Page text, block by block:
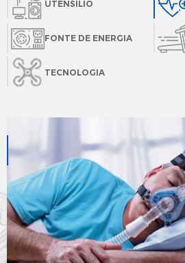
UTENSÍLIO
FONTE DE ENERGIA
TECNOLOGIA